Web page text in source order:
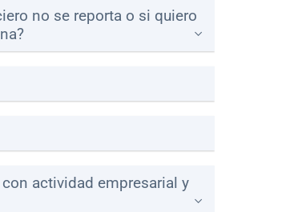
no se reporta o si quiero
actividad empresarial y